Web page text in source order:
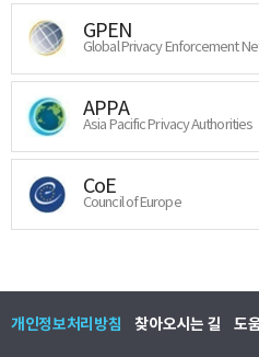
GPEN
Global Privacy Enforcement
APPA
Asia Pacific Privacy Authorities
CoE
Council of Europe
개인정보처리방침 찾아오시는 길 도